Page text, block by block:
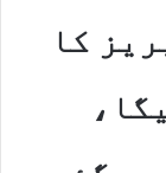
کا